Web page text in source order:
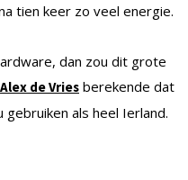
tien keer zo veel energie.
dan zou dit grote
Alex de Vries berekende dat
als heel Ierland.